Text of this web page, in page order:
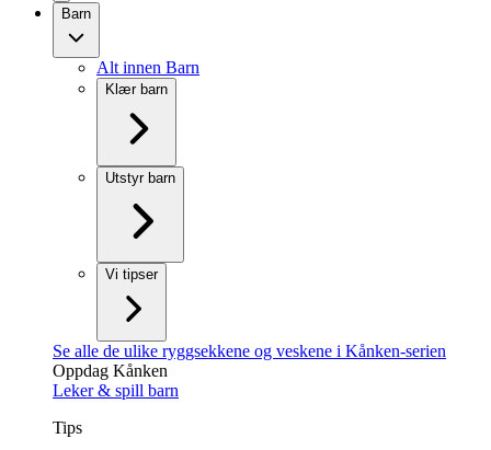
Barn
Alt innen Barn
Klær barn
Utstyr barn
Vi tipser
Se alle de ulike ryggsekkene og veskene i Kånken-serien
Oppdag Kånken
Leker & spill barn
Tips